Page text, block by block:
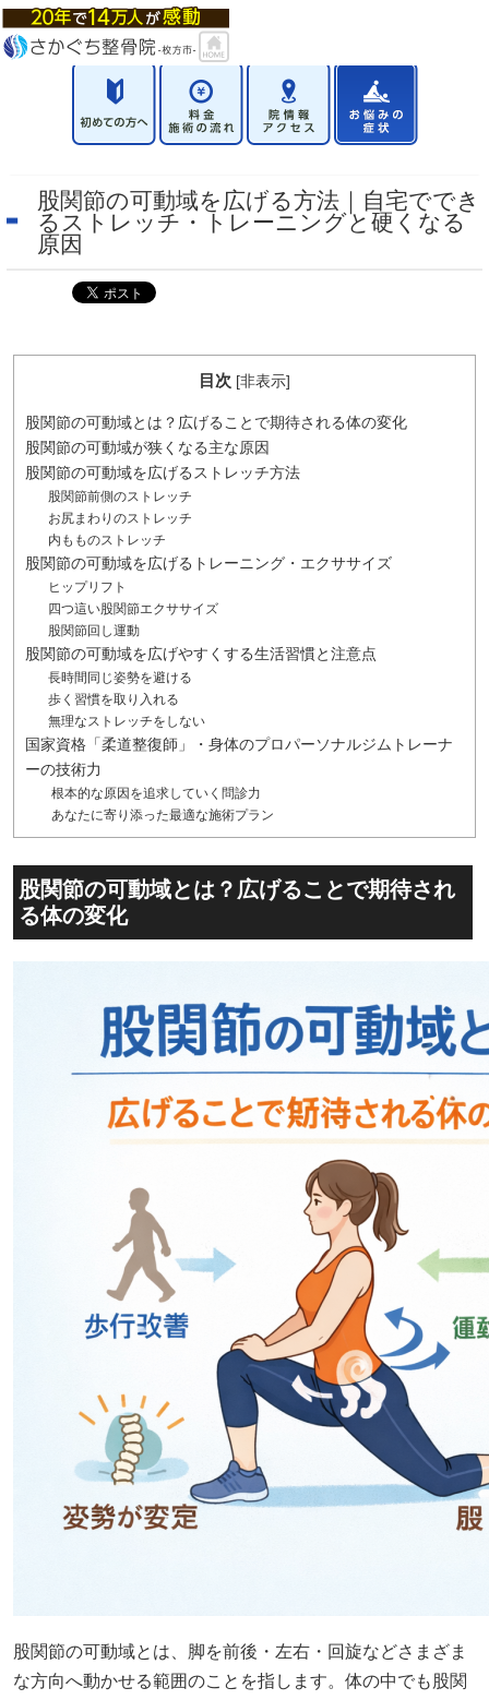
股関節の可動域を広げる方法｜自宅ででき
るストレッチ・トレーニングと硬くなる
原因
目次 [非表示]
股関節の可動域とは？広げることで期待される体の変化
股関節の可動域が狭くなる主な原因
股関節の可動域を広げるストレッチ方法
股関節前側のストレッチ
お尻まわりのストレッチ
内もものストレッチ
股関節の可動域を広げるトレーニング・エクササイズ
ヒップリフト
四つ這い股関節エクササイズ
股関節回し運動
股関節の可動域を広げやすくする生活習慣と注意点
長時間同じ姿勢を避ける
歩く習慣を取り入れる
無理なストレッチをしない
国家資格「柔道整復師」・身体のプロパーソナルジムトレーナ
ーの技術力
根本的な原因を追求していく問診力
あなたに寄り添った最適な施術プラン
股関節の可動域とは？広げることで期待され
る体の変化
股関節の可動域とは、脚を前後・左右・回旋などさまざま
な方向へ動かせる範囲のことを指します。体の中でも股関